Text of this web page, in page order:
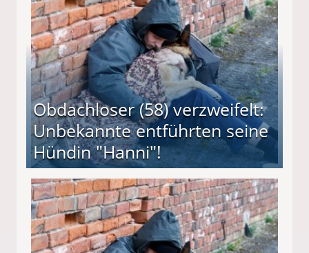
Obdachloser (58) verzweifelt:
Unbekannte entführten seine
Hündin "Hanni"!
entführten seine Hündin "Hanni"!